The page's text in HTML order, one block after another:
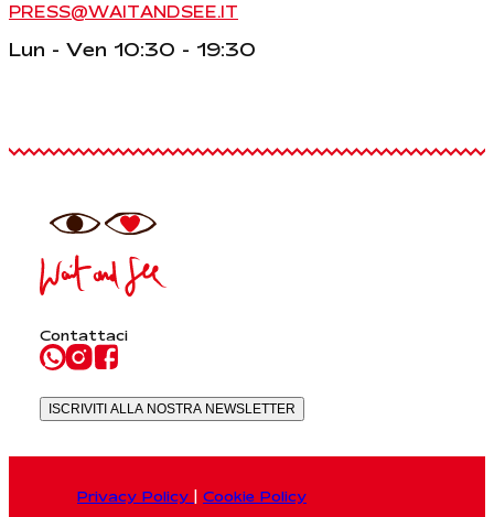
PRESS@WAITANDSEE.IT
Lun - Ven 10:30 - 19:30
Contattaci
ISCRIVITI ALLA NOSTRA NEWSLETTER
Privacy Policy
Cookie Policy